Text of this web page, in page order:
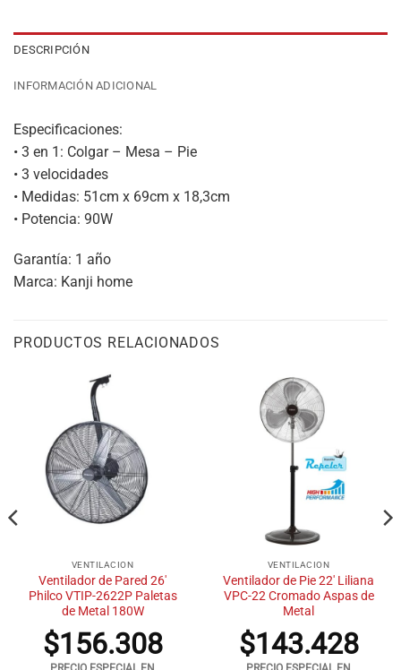
DESCRIPCIÓN
INFORMACIÓN ADICIONAL
Especificaciones:
• 3 en 1: Colgar – Mesa – Pie
• 3 velocidades
• Medidas: 51cm x 69cm x 18,3cm
• Potencia: 90W
Garantía: 1 año
Marca: Kanji home
PRODUCTOS RELACIONADOS
VENTILACION
Ventilador de Pared 26′
Philco VTIP-2622P Paletas
de Metal 180W
$156.308
VENTILACION
Ventilador de Pie 22′ Liliana
VPC-22 Cromado Aspas de
Metal
$143.428